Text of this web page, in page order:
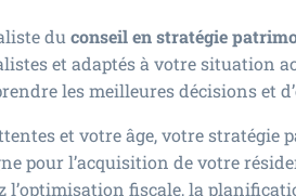
duconseil en stratégie
et adaptés à votre situation
les meilleures décisions et
et votre âge, votre
pour l’acquisition de votre
l’optimisation fiscale, la